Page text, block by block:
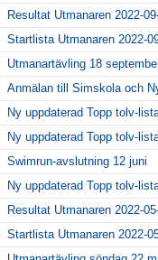
Resultat Utmanaren 2022-
Startlista Utmanaren 2022-
Utmanartävling 18
Anmälan till Simskola och
Ny uppdaterad Topp tolv-
Ny uppdaterad Topp tolv-
Swimrun-avslutning 12 juni
Ny uppdaterad Topp tolv-
Resultat Utmanaren 2022-
Startlista Utmanaren 2022-